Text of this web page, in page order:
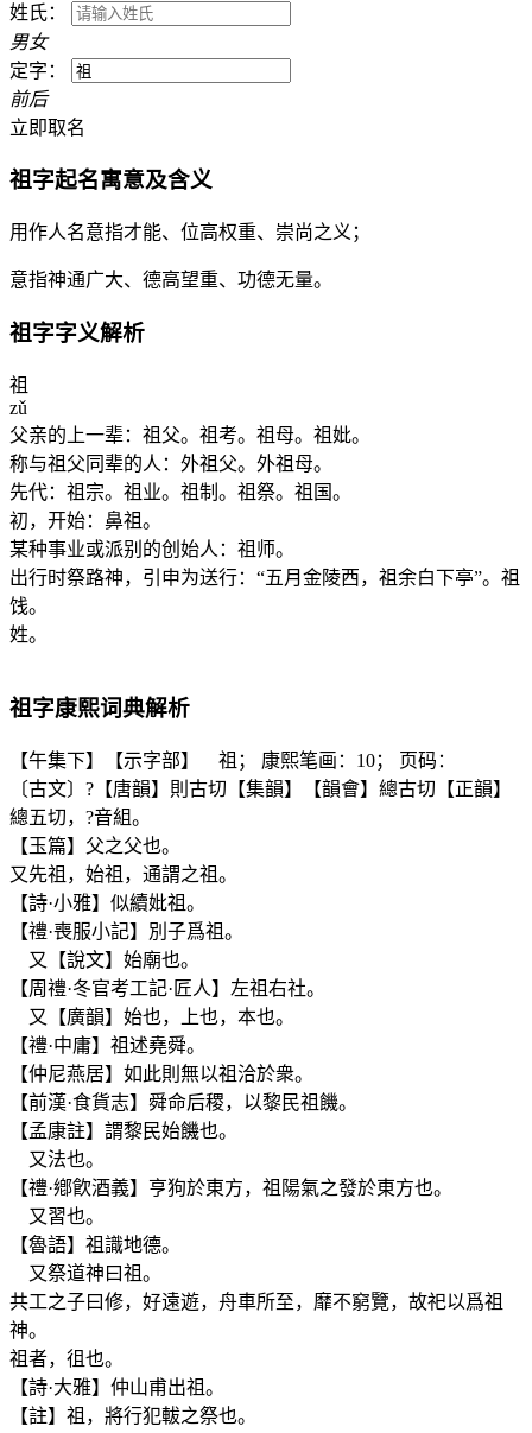
姓氏：
男女
定字：
前后
立即取名
祖字起名寓意及含义
用作人名意指才能、位高权重、崇尚之义；
意指神通广大、德高望重、功德无量。
祖 字字义解析
祖
zǔ
父亲的上一辈：祖父。祖考。祖母。祖妣。
称与祖父同辈的人：外祖父。外祖母。
先代：祖宗。祖业。祖制。祖祭。祖国。
初，开始：鼻祖。
某种事业或派别的创始人：祖师。
出行时祭路神，引申为送行：“五月金陵西，祖余白下亭”。祖
饯。
姓。
祖字康熙词典解析
【午集下】【示字部】 祖； 康熙笔画：10； 页码：
〔古文〕?【唐韻】則古切【集韻】【韻會】總古切【正韻】
總五切，?音組。
【玉篇】父之父也。
又先祖，始祖，通謂之祖。
【詩·小雅】似續妣祖。
【禮·喪服小記】別子爲祖。
又【說文】始廟也。
【周禮·冬官考工記·匠人】左祖右社。
又【廣韻】始也，上也，本也。
【禮·中庸】祖述堯舜。
【仲尼燕居】如此則無以祖洽於衆。
【前漢·食貨志】舜命后稷，以黎民祖饑。
【孟康註】謂黎民始饑也。
又法也。
【禮·鄕飮酒義】亨狗於東方，祖陽氣之發於東方也。
又習也。
【魯語】祖識地德。
又祭道神曰祖。
共工之子曰修，好遠遊，舟車所至，靡不窮覽，故祀以爲祖
神。
祖者，徂也。
【詩·大雅】仲山甫出祖。
【註】祖，將行犯軷之祭也。